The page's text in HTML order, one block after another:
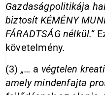
Gazdaságpolitikája
biztosít KÉMÉNY
FÁRADTSÁG nélkül.”
követelmény.
(3) „… a végtelen
amely mindenfajta